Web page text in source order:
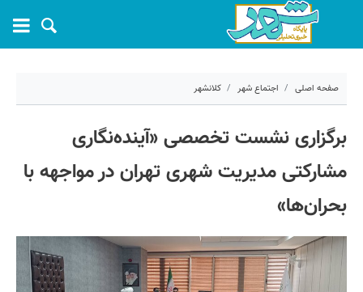
صفحه اصلی اجتماع شهر کلانشهر
کد مطلب:
برگزاری نشست تخصصی «آینده‌نگاری
مشارکتی مدیریت شهری تهران در مواجهه با
بحران‌ها»